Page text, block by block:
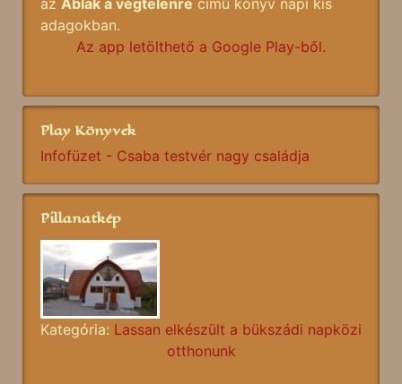
adagokban.
Az app letölthető a Google Play-ből.
Play Könyvek
Infofüzet - Csaba testvér nagy családja
Pillanatkép
Kategória: Lassan elkészült a bükszádi napközi
otthonunk